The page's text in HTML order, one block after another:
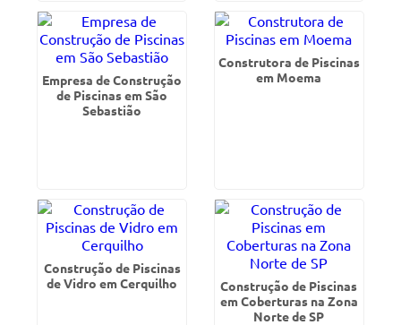
Empresa de Construção
de Piscinas em São
Sebastião
Construtora de Piscinas
em Moema
Construção de Piscinas
de Vidro em Cerquilho
Construção de Piscinas
em Coberturas na Zona
Norte de SP